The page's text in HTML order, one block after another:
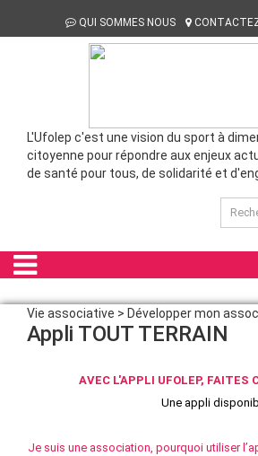
QUI SOMMES NOUS
L'Ufolep c'est une vision du sport à
citoyenne pour répondre aux enjeux
de santé pour tous, de solidarité et
Vie associative > Développer mon
Appli TOUT TERRAIN
AVEC L'APPLI UFOLEP, FAITES
Une appli
Je suis une association, pourquoi utiliser